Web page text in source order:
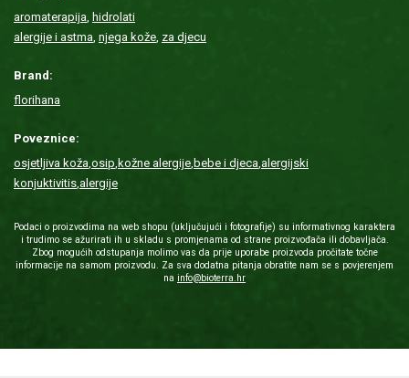
aromaterapija, hidrolati
alergije i astma, njega kože, za djecu
Brand:
florihana
Poveznice:
osjetljiva koža,osip, kožne alergije, bebe i djeca,alergijski
konjuktivitis,alergije
Podaci o proizvodima na web shopu (uključujući i fotografije) su informativnog karaktera
i trudimo se ažurirati ih u skladu s promjenama od strane proizvođača ili dobavljača.
Zbog mogućih odstupanja molimo vas da prije uporabe proizvoda pročitate točne
informacije na samom proizvodu. Za sva dodatna pitanja obratite nam se s povjerenjem
na info@bioterra.hr